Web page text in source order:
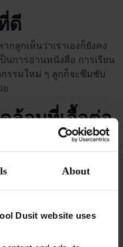
About
Dusit website uses
ดี
กเห็นว่าเราเองก็ยังคง
นการอ่านหนังสือ การเรียน
รรมใหม่ ๆ ลูกก็จะซึมซับ
ย
ล้อมที่เอื้อต่อ
ตร์ง่าย ๆ ที่บ้าน นอกจากนี้
องสมุด หรือสถานที่ต่าง ๆ
ยากรู้อยาก